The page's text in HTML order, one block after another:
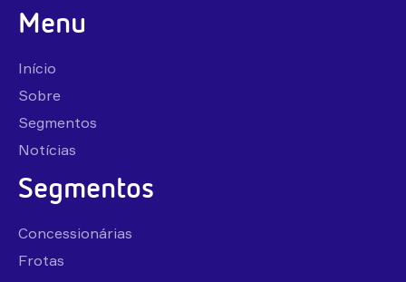
Menu
Início
Sobre
Segmentos
Notícias
Segmentos
Concessionárias
Frotas